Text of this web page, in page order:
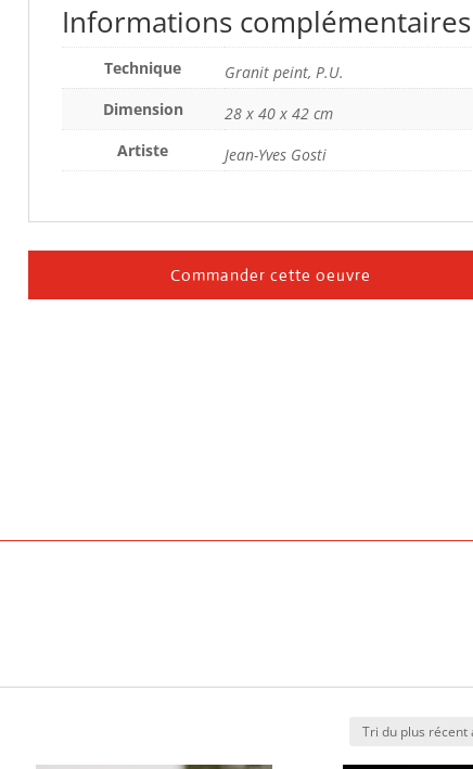
Informations complémentaires
Technique
Granit peint, P.U.
Dimension
28 x 40 x 42 cm
Artiste
Jean-Yves Gosti
Commander cette oeuvre